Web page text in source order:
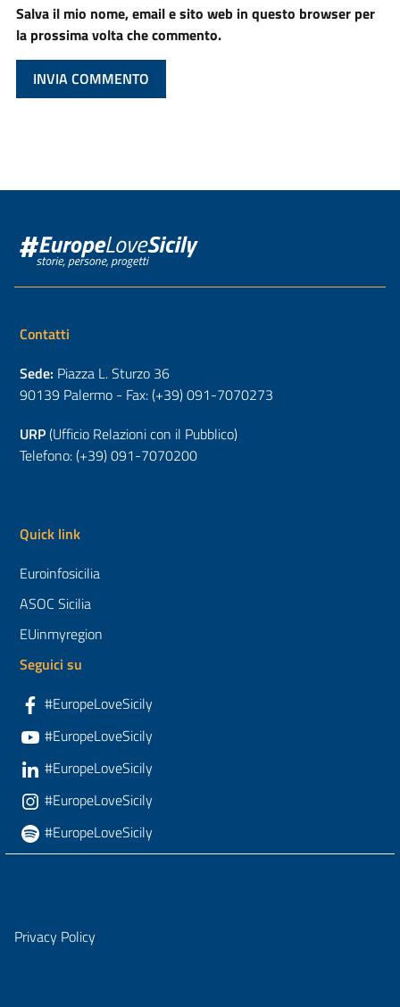
Salva il mio nome, email e sito web in questo browser per
la prossima volta che commento.
Contatti
Sede: Piazza L. Sturzo 36
90139 Palermo - Fax: (+39) 091-7070273
URP(Ufficio Relazioni con il Pubblico)
Telefono: (+39) 091-7070200
Quick link
Euroinfosicilia
ASOC Sicilia
EUinmyregion
Seguici su
#EuropeLoveSicily
#EuropeLoveSicily
#EuropeLoveSicily
#EuropeLoveSicily
#EuropeLoveSicily
Privacy Policy